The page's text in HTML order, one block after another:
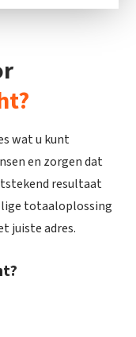
wat u kunt
en zorgen dat
resultaat
totaaloplossing
juiste adres.